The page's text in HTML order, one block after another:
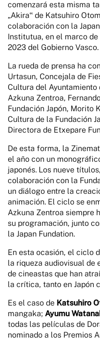
comenzará esta misma
„Akira‟ de Katsuhiro
colaboración con la
Institutua, en el marco
2023 del Gobierno Vasco.
La rueda de prensa ha
Urtasun, Concejala de
Cultura del
Azkuna Zentroa,
Fundación Japón, Morito
Cultura de la Fundación
Directora de Etxepare
De esta forma, la
el año con un
japonés. Los nueve
colaboración con la
un diálogo entre la
animación. El ciclo se
Azkuna Zentroa siempre
su programación, junto
la Japan Fundation.
En esta ocasión, el ciclo
la riqueza audiovisual de
de cineastas que han
la crítica, tanto en Japón
Es el caso de Katsuhiro
mangaka; Ayumu
todas las películas de
nominado a los Premios